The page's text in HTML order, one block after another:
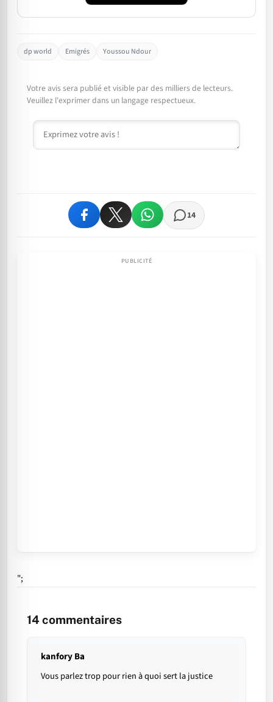
dp world Emigrés Youssou Ndour
Votre avis sera publié et visible par des milliers de lecteurs.
Veuillez l'exprimer dans un langage respectueux.
Commentaire
14
";
14 commentaires
kanfory Ba
Vous parlez trop pour rien à quoi sert la justice